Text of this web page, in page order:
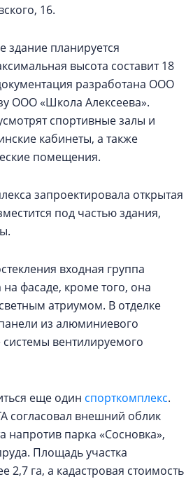
16.
здание планируется
высота составит 18
разработана ООО
ООО «Школа Алексеева».
спортивные залы и
кабинеты, а также
помещения.
запроектировала открытая
под частью здания,
входная группа
фасаде, кроме того, она
атриумом. В отделке
из алюминиевого
системы вентилируемого
еще один спорткомплекс.
согласовал внешний облик
напротив парка «Сосновка»,
Площадь участка
2,7 га, а кадастровая стоимость